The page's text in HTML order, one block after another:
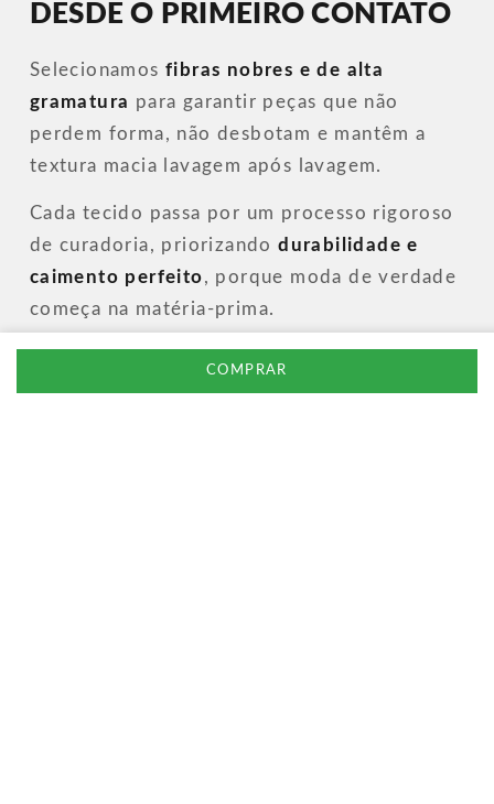
COMPRAR
DESDE O PRIMEIRO CONTATO
Selecionamosfibras nobres e de alta
gramatura para garantir peças que não
perdem forma, não desbotam e mantêm a
textura macia lavagem após lavagem.
Cada tecido passa por um processo rigoroso
de curadoria, priorizandodurabilidade e
caimento perfeito, porque moda de verdade
começa na matéria-prima.